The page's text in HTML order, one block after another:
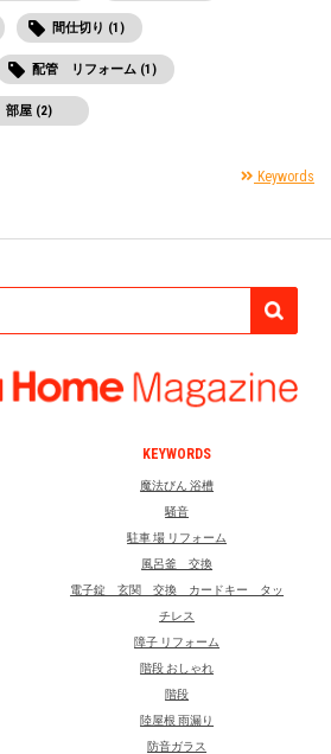
間仕切り (1)
配管 リフォーム (1)
部屋 (2)
Keywords
KEYWORDS
魔法びん 浴槽
騒音
駐車 場 リフォーム
風呂釜 交換
電子錠 玄関 交換 カードキー タッ
チレス
障子 リフォーム
階段 おしゃれ
階段
陸屋根 雨漏り
防音ガラス